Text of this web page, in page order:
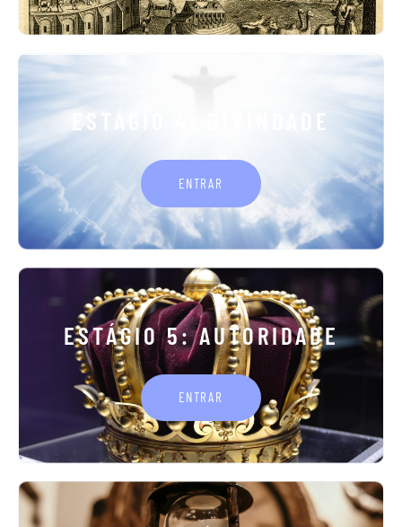
ESTÁGIO 4: DIVINDADE
ENTRAR
ESTÁGIO 5: AUTORIDADE
ENTRAR